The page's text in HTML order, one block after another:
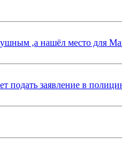
,а нашёл место для
заявление в